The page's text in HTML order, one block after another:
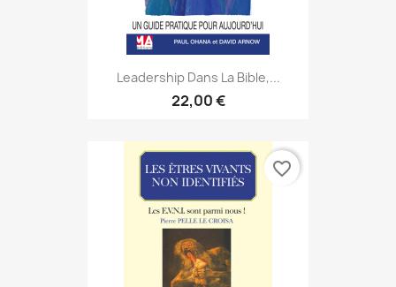
Leadership Dans La Bible,...
22,00 €
favorite_border